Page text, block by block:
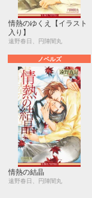
情熱のゆくえ【イラスト
入り】
遠野春日、円陣闇丸
ノベルズ
情熱の結晶
遠野春日、円陣闇丸